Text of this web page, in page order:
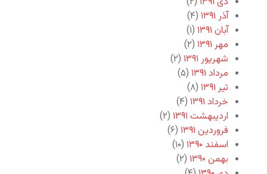
آذر ۱۳۹۱
(۴)
آبان ۱۳۹۱
(۱)
مهر ۱۳۹۱
(۲)
شهریور ۱۳۹۱
(۲)
مرداد ۱۳۹۱
(۵)
تیر ۱۳۹۱
(۸)
خرداد ۱۳۹۱
(۴)
اردیبهشت ۱۳۹۱
(۲)
فروردین ۱۳۹۱
(۶)
اسفند ۱۳۹۰
(۱۰)
بهمن ۱۳۹۰
(۲)